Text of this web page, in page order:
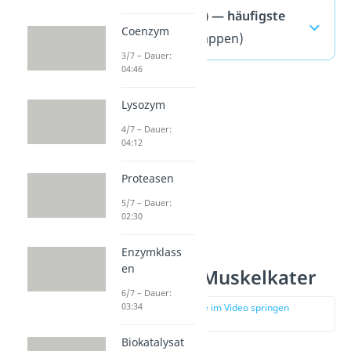
Laktat (Lactat) — häufigste
Fragen (ausklappen)
Laktat und Muskelkater
zur Stelle im Video springen
Coenzym
3/7 – Dauer:
04:46
Lysozym
4/7 – Dauer:
04:12
Proteasen
5/7 – Dauer:
02:30
Enzymklass
en
6/7 – Dauer:
03:34
Biokatalysat